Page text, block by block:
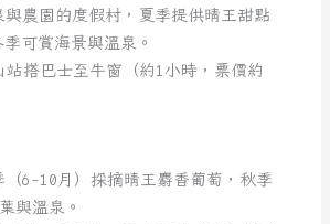
農園的度假村，夏季提供晴王甜點
季可賞海景與溫泉。
搭巴士至牛窗（約1小時，票價約
6-10月）採摘晴王麝香葡萄，秋季
與溫泉。